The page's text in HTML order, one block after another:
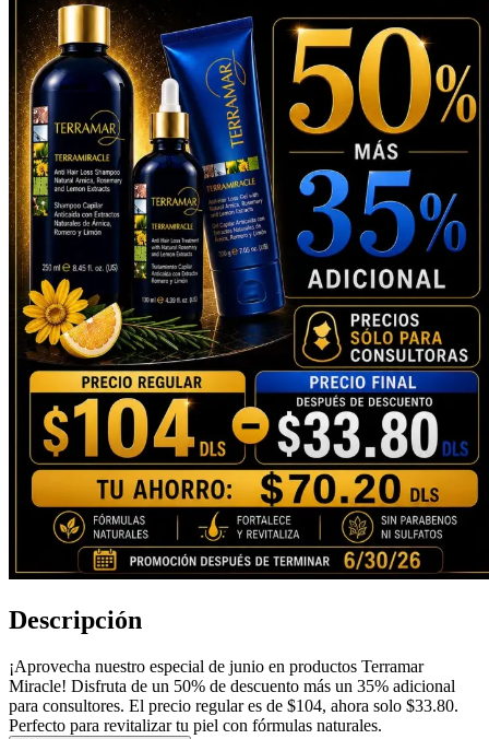
Descripción
¡Aprovecha nuestro especial de junio en productos Terramar
Miracle! Disfruta de un 50% de descuento más un 35% adicional
para consultores. El precio regular es de $104, ahora solo $33.80.
Perfecto para revitalizar tu piel con fórmulas naturales.